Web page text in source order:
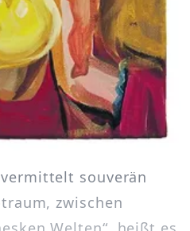
souverän
zwischen